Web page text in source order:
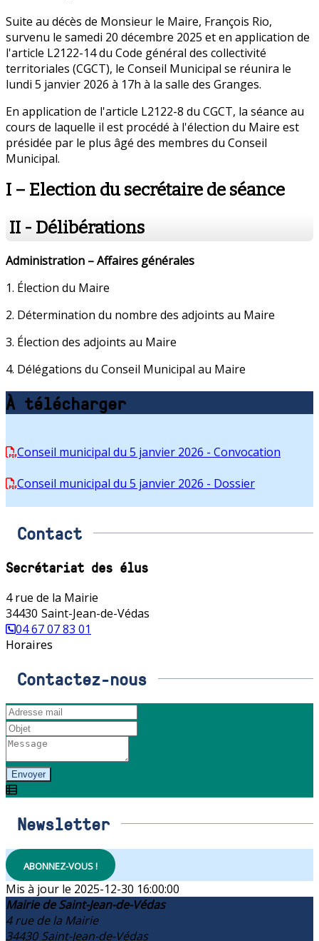
Suite au décès de Monsieur le Maire, François Rio,
survenu le samedi 20 décembre 2025 et en application de
l'article L2122-14 du Code général des collectivité
territoriales (CGCT), le Conseil Municipal se réunira le
lundi 5 janvier 2026 à 17h à la salle des Granges.
En application de l'article L2122-8 du CGCT, la séance au
cours de laquelle il est procédé à l'élection du Maire est
présidée par le plus âgé des membres du Conseil
Municipal.
I – Election du secrétaire de séance
II - Délibérations
Administration – Affaires générales
1. Élection du Maire
2. Détermination du nombre des adjoints au Maire
3. Élection des adjoints au Maire
4. Délégations du Conseil Municipal au Maire
À télécharger
Conseil municipal du 5 janvier 2026 - Convocation
Conseil municipal du 5 janvier 2026 - Dossier
Contact
Secrétariat des élus
4 rue de la Mairie
34430 Saint-Jean-de-Védas
04 67 07 83 01
Horaires
Contactez-nous
Envoyer
Newsletter
ABONNEZ-VOUS !
2025-12-30 16:00:00
Mairie de Saint-Jean-de-Védas
4 rue de la Mairie
34430 Saint-Jean-de-Védas